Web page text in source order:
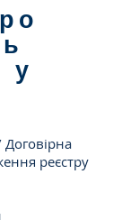
у
реєстру